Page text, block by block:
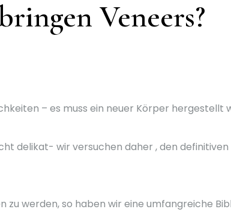
Veneers?
– es muss ein neuer Körper hergestellt
delikat- wir versuchen daher , den
zu werden, so haben wir eine umfangreiche